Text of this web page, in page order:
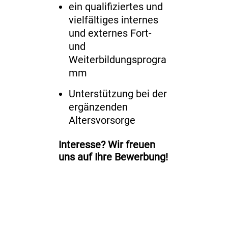
ein qualifiziertes und
vielfältiges internes
und externes Fort-
und
Weiterbildungsprogra
mm
Unterstützung bei der
ergänzenden
Altersvorsorge
Interesse? Wir freuen
uns auf Ihre Bewerbung!